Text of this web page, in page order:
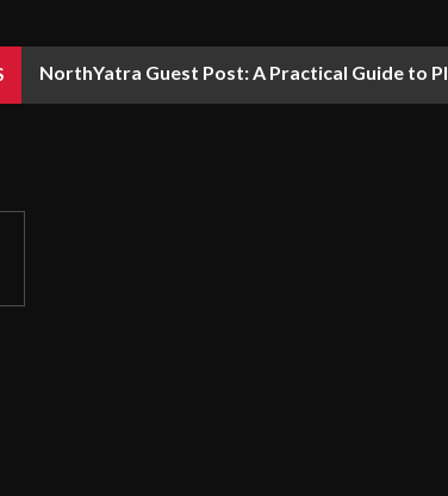
NorthYatra Guest Post: A Practical Guide to